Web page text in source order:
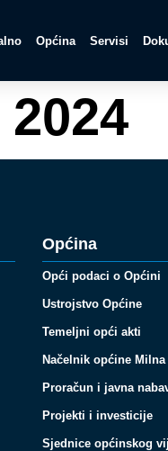
Općina Servisi
Općina
Opći podaci o Općini
Ustrojstvo Općine
Temeljni opći akti
Načelnik općine Milna
Proračun i javna
Projekti i investicije
Sjednice općinskog